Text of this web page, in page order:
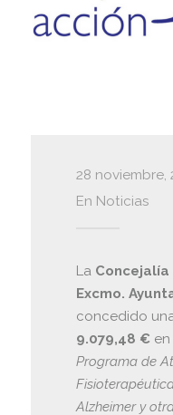
28 noviembre,
En Noticias
La Concejalía
Excmo.
concedido
9.079,48 €
Programa de
Alzheimer y